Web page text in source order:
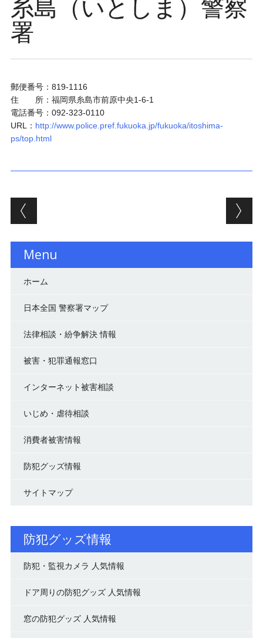
糸島（いとしま）警察
署
郵便番号：819-1116
住 所：福岡県糸島市前原中央1-6-1
電話番号：092-323-0110
URL： http://www.police.pref.fukuoka.jp/fukuoka/itoshima-
ps/top.html
投稿ナビゲーション
Menu
ホーム
日本全国 警察署マップ
法律相談・紛争解決 情報
被害・犯罪通報窓口
インターネット被害相談
いじめ・虐待相談
消費者被害情報
防犯グッズ情報
サイトマップ
防犯グッズ情報
防犯・監視カメラ 人気情報
ドア周りの防犯グッズ 人気情報
窓の防犯グッズ 人気情報